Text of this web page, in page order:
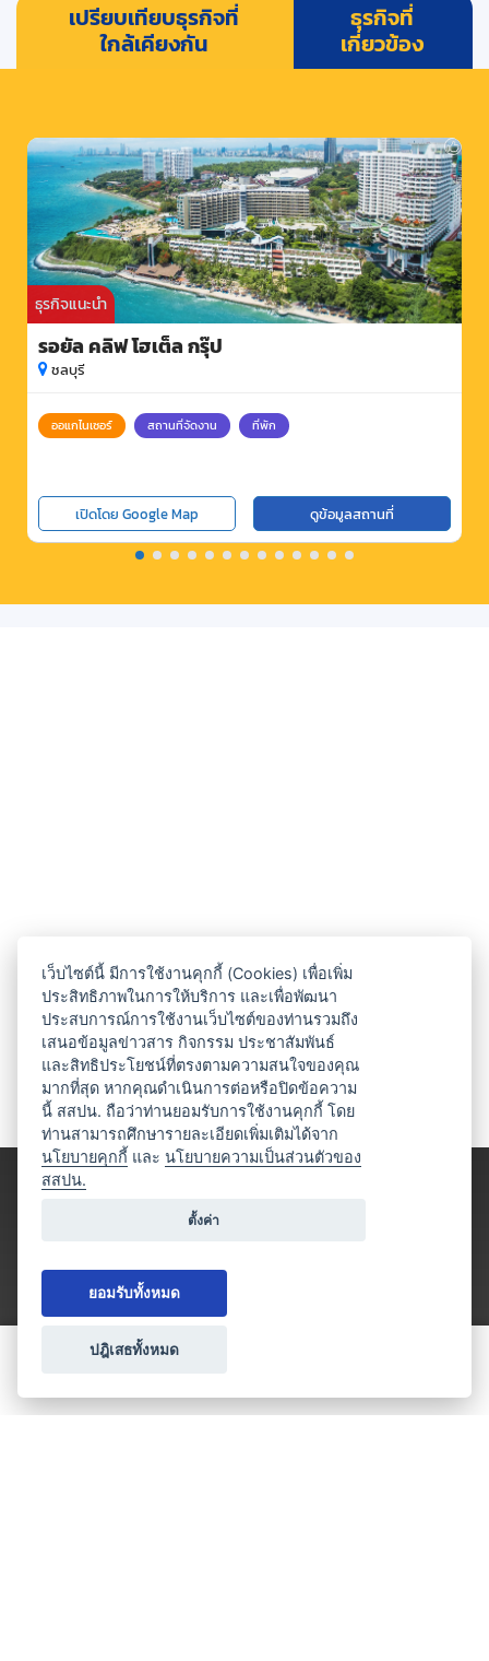
เปรียบเทียบธุรกิจที่
ใกล้เคียงกัน
ธุรกิจที่
เกี่ยวข้อง
ธุรกิจแนะนำ
รอยัล คลิฟ โฮเต็ล กรุ๊ป
ชลบุรี
ออแกไนเซอร์ สถานที่จัดงาน ที่พัก
เปิดโดย Google Map ดูข้อมูลสถานที่
ประเภทธุรกิจไมซ์
เว็บไซต์นี้ มีการใช้งานคุกกี้ (Cookies) เพื่อเพิ่ม
ประสิทธิภาพในการให้บริการ และเพื่อพัฒนา
ประสบการณ์การใช้งานเว็บไซต์ของท่านรวมถึง
เสนอข้อมูลข่าวสาร กิจกรรม ประชาสัมพันธ์
และสิทธิประโยชน์ที่ตรงตามความสนใจของคุณ
มากที่สุด หากคุณดำเนินการต่อหรือปิดข้อความ
นี้ สสปน. ถือว่าท่านยอมรับการใช้งานคุกกี้ โดย
ท่านสามารถศึกษารายละเอียดเพิ่มเติมได้จาก
นโยบายคุกกี้ และนโยบายความเป็นส่วนตัวของ
สสปน.
ตั้งค่า
ยอมรับทั้งหมด
ปฎิเสธทั้งหมด